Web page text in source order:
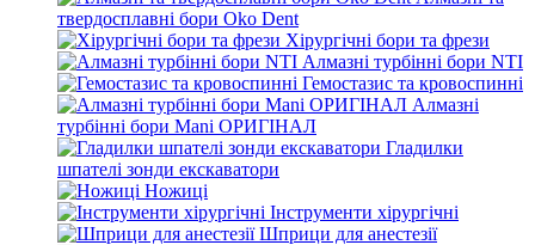
твердосплавні бори Oko Dent
Хірургічні бори та фрези
Алмазні турбінні бори NTI
Гемостазис та кровоспинні
Алмазні
турбінні бори Mani ОРИГІНАЛ
Гладилки
шпателі зонди екскаватори
Ножиці
Інструменти хірургічні
Шприци для анестезії